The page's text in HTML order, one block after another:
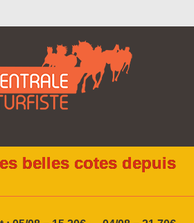
belles cotes depuis